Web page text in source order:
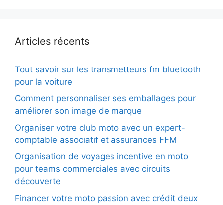
Articles récents
Tout savoir sur les transmetteurs fm bluetooth
pour la voiture
Comment personnaliser ses emballages pour
améliorer son image de marque
Organiser votre club moto avec un expert-
comptable associatif et assurances FFM
Organisation de voyages incentive en moto
pour teams commerciales avec circuits
découverte
Financer votre moto passion avec crédit deux